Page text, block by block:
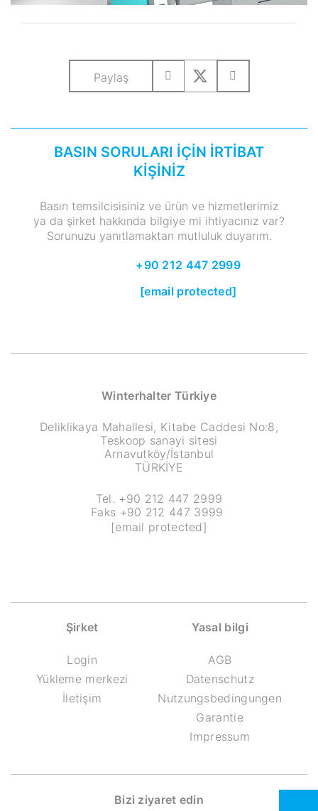
Paylaş
BASIN SORULARI İÇİN İRTİBAT
KİŞİNİZ
Basın temsilcisisiniz ve ürün ve hizmetlerimiz
ya da şirket hakkında bilgiye mi ihtiyacınız var?
Sorunuzu yanıtlamaktan mutluluk duyarım.
+90 212 447 2999
[email protected]
Winterhalter Türkiye
Deliklikaya Mahallesi, Kitabe Caddesi No:8,
Teskoop sanayi sitesi
Arnavutköy/İstanbul
TÜRKİYE
Tel. +90 212 447 2999
Faks +90 212 447 3999
[email protected]
Şirket
Login
Yükleme merkezi
İletişim
Yasal bilgi
AGB
Datenschutz
Nutzungsbedingungen
Garantie
Impressum
Bizi ziyaret edin